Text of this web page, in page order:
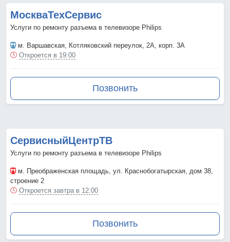
МоскваТехСервис
Услуги по ремонту разъема в телевизоре Philips
м. Варшавская , Котляковский переулок, 2А, корп. 3А
Откроется в 19:00
Позвонить
СервисныйЦентрТВ
Услуги по ремонту разъема в телевизоре Philips
м. Преображенская площадь , ул. Краснобогатырская, дом 38,
строение 2
Откроется завтра в 12:00
Позвонить